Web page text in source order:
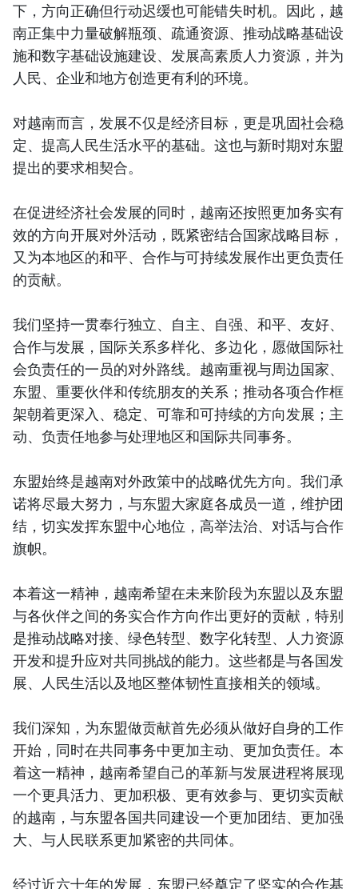
下，方向正确但行动迟缓也可能错失时机。因此，越
南正集中力量破解瓶颈、疏通资源、推动战略基础设
施和数字基础设施建设、发展高素质人力资源，并为
人民、企业和地方创造更有利的环境。
对越南而言，发展不仅是经济目标，更是巩固社会稳
定、提高人民生活水平的基础。这也与新时期对东盟
提出的要求相契合。
在促进经济社会发展的同时，越南还按照更加务实有
效的方向开展对外活动，既紧密结合国家战略目标，
又为本地区的和平、合作与可持续发展作出更负责任
的贡献。
我们坚持一贯奉行独立、自主、自强、和平、友好、
合作与发展，国际关系多样化、多边化，愿做国际社
会负责任的一员的对外路线。越南重视与周边国家、
东盟、重要伙伴和传统朋友的关系；推动各项合作框
架朝着更深入、稳定、可靠和可持续的方向发展；主
动、负责任地参与处理地区和国际共同事务。
东盟始终是越南对外政策中的战略优先方向。我们承
诺将尽最大努力，与东盟大家庭各成员一道，维护团
结，切实发挥东盟中心地位，高举法治、对话与合作
旗帜。
本着这一精神，越南希望在未来阶段为东盟以及东盟
与各伙伴之间的务实合作方向作出更好的贡献，特别
是推动战略对接、绿色转型、数字化转型、人力资源
开发和提升应对共同挑战的能力。这些都是与各国发
展、人民生活以及地区整体韧性直接相关的领域。
我们深知，为东盟做贡献首先必须从做好自身的工作
开始，同时在共同事务中更加主动、更加负责任。本
着这一精神，越南希望自己的革新与发展进程将展现
一个更具活力、更加积极、更有效参与、更切实贡献
的越南，与东盟各国共同建设一个更加团结、更加强
大、与人民联系更加紧密的共同体。
经过近六十年的发展，东盟已经奠定了坚实的合作基